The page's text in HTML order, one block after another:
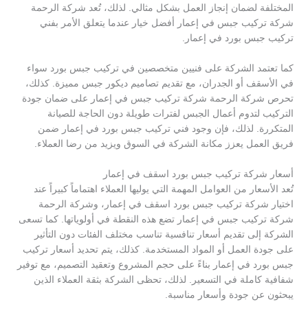
المختلفة لضمان إنجاز العمل بشكل مثالي. لذلك، تُعد شركة الرحمة
شركة تركيب جبس في إعمار أفضل خيار عندما يتعلق الأمر بفني
تركيب جبس بورد في إعمار.
كما تعتمد الشركة على فنيين متخصصين في تركيب جبس بورد سواء
في الأسقف أو الجدران، مع تقديم تصاميم ديكور جبس مميزة. كذلك،
تحرص شركة الرحمة شركة تركيب جبس في إعمار على ضمان جودة
التركيب لتدوم أعمال الجبس لفترات طويلة دون الحاجة للصيانة
المتكررة. لذلك، فإن وجود فني تركيب جبس بورد في إعمار ضمن
فريق العمل يعزز مكانة الشركة في السوق ويزيد من رضا العملاء.
أسعار شركة تركيب جبس بورد اسقف في إعمار
تُعد الأسعار من العوامل المهمة التي يوليها العملاء اهتماماً كبيراً عند
اختيار شركة تركيب جبس بورد اسقف في إعمار، وشركة الرحمة
شركة تركيب جبس في إعمار تضع هذه النقطة في أولوياتها. كما تسعى
الشركة إلى تقديم أسعار تنافسية تناسب مختلف الفئات دون التأثير
على جودة العمل أو المواد المستخدمة. كذلك، يتم تحديد أسعار تركيب
جبس بورد في إعمار بناءً على حجم المشروع وتعقيد التصميم، مع توفير
شفافية كاملة في التسعير. لذلك، تحظى الشركة بثقة العملاء الذين
يبحثون عن جودة وأسعار مناسبة.